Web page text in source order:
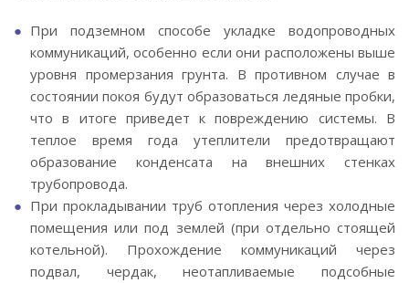
При подземном способе укладке водопроводных
коммуникаций, особенно если они расположены выше
уровня промерзания грунта. В противном случае в
состоянии покоя будут образоваться ледяные пробки,
что в итоге приведет к повреждению системы. В
теплое время года утеплители предотвращают
образование конденсата на внешних стенках
трубопровода.
При прокладывании труб отопления через холодные
помещения или под землей (при отдельно стоящей
котельной). Прохождение коммуникаций через
подвал, чердак, неотапливаемые подсобные